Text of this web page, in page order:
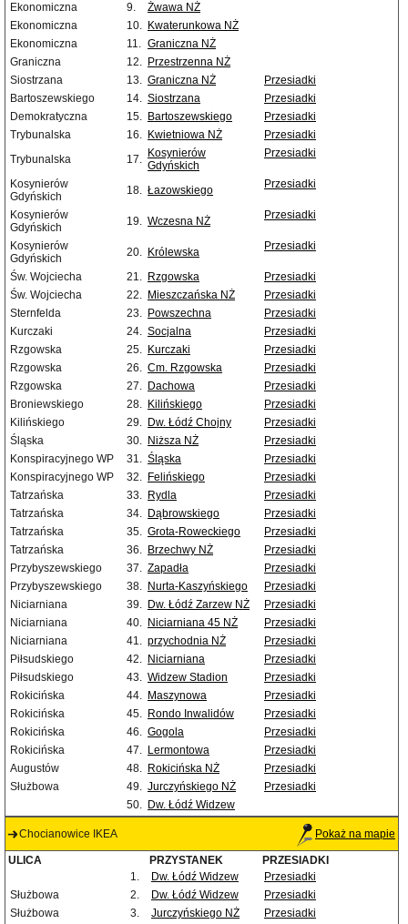
Ekonomiczna
9.
Żwawa NŻ
Ekonomiczna
10. Kwaterunkowa NŻ
Ekonomiczna
11. Graniczna NŻ
Graniczna
12. Przestrzenna NŻ
Siostrzana
13. Graniczna NŻ
Przesiadki
Bartoszewskiego
14. Siostrzana
Przesiadki
Demokratyczna
15. Bartoszewskiego
Przesiadki
Trybunalska
16. Kwietniowa NŻ
Przesiadki
Trybunalska
17. Kosynierów
Gdyńskich
Przesiadki
Kosynierów
Gdyńskich
18. Łazowskiego Przesiadki
Kosynierów
Gdyńskich
19. Wczesna NŻ Przesiadki
Kosynierów
Gdyńskich
20. Królewska Przesiadki
Św. Wojciecha 21. Rzgowska
Przesiadki
Św. Wojciecha
22. Mieszczańska NŻ
Przesiadki
Sternfelda
23. Powszechna
Przesiadki
Kurczaki
24. Socjalna
Przesiadki
Rzgowska
25. Kurczaki
Przesiadki
Rzgowska
26. Cm. Rzgowska
Przesiadki
Rzgowska
27. Dachowa
Przesiadki
Broniewskiego
28. Kilińskiego
Przesiadki
Kilińskiego
29. Dw. Łódź Chojny
Przesiadki
Śląska
30. Niższa NŻ
Przesiadki
Konspiracyjnego WP
31. Śląska
Przesiadki
Konspiracyjnego WP
32. Felińskiego
Przesiadki
Tatrzańska
33. Rydla
Przesiadki
Tatrzańska
34. Dąbrowskiego
Przesiadki
Tatrzańska
35. Grota-Roweckiego
Przesiadki
Tatrzańska
36. Brzechwy NŻ
Przesiadki
Przybyszewskiego
37. Zapadła
Przesiadki
Przybyszewskiego
38. Nurta-Kaszyńskiego
Przesiadki
Niciarniana
39. Dw. Łódź Zarzew NŻ
Przesiadki
Niciarniana
40. Niciarniana 45 NŻ
Przesiadki
Niciarniana
41. przychodnia NŻ
Przesiadki
Piłsudskiego
42. Niciarniana
Przesiadki
Piłsudskiego
43. Widzew Stadion
Przesiadki
Rokicińska
44. Maszynowa
Przesiadki
Rokicińska
45. Rondo Inwalidów
Przesiadki
Rokicińska
46. Gogola
Przesiadki
Rokicińska
47. Lermontowa
Przesiadki
Augustów
48. Rokicińska NŻ
Przesiadki
Służbowa
49. Jurczyńskiego NŻ
Przesiadki
50. Dw. Łódź Widzew
Chocianowice IKEA Pokaż na mapie
ULICA PRZYSTANEK
PRZESIADKI
1.
Dw. Łódź Widzew
Przesiadki
Służbowa
2. Dw. Łódź Widzew
Przesiadki
Służbowa
3. Jurczyńskiego NŻ
Przesiadki